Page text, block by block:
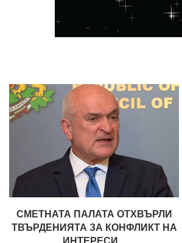
СМЕТНАТА ПАЛАТА ОТХВЪРЛИ
ТВЪРДЕНИЯТА ЗА КОНФЛИКТ НА
ИНТЕРЕСИ...